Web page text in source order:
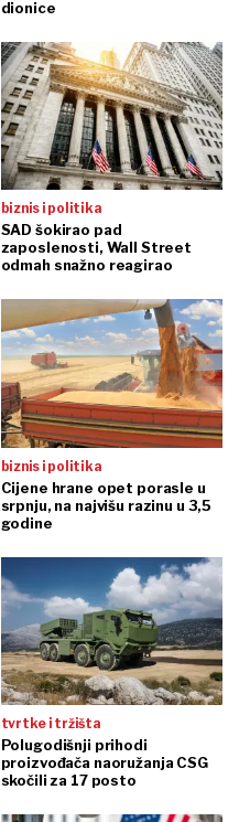
dionice
biznis i politika
SAD šokirao pad
zaposlenosti, Wall Street
odmah snažno reagirao
biznis i politika
Cijene hrane opet porasle u
srpnju, na najvišu razinu u 3,5
godine
tvrtke i tržišta
Polugodišnji prihodi
proizvođača naoružanja CSG
skočili za 17 posto